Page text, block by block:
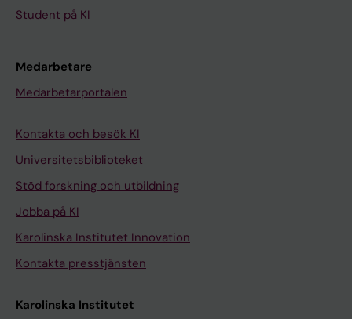
Student på KI
Medarbetare
Medarbetarportalen
Kontakta och besök KI
Universitetsbiblioteket
Stöd forskning och utbildning
Jobba på KI
Karolinska Institutet Innovation
Kontakta presstjänsten
Karolinska Institutet